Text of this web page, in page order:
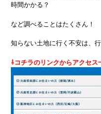
時間かかる？
など調べることはたくさん！
知らない土地に行く不安は、
⇩コチラのリンクからアクセス